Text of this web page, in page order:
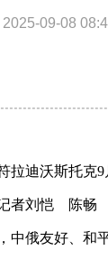
2025-09-08
拉迪沃斯托克
者刘恺 陈畅
中俄友好、和